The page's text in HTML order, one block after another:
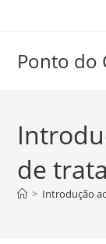
conteúdo
Ponto do
de
> Introdução